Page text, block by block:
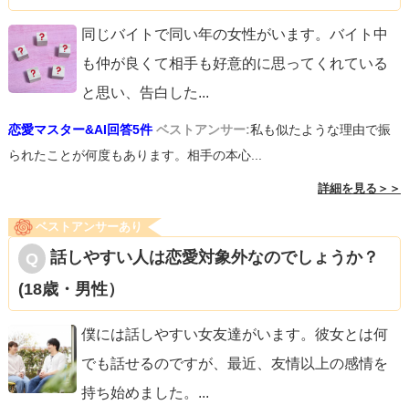
同じバイトで同い年の女性がいます。バイト中
も仲が良くて相手も好意的に思ってくれている
と思い、告白した...
恋愛マスター&AI回答5件 ベストアンサー:私も似たような理由で振
られたことが何度もあります。相手の本心...
詳細を見る＞＞
ベストアンサーあり
話しやすい人は恋愛対象外なのでしょうか？
(18歳・男性）
僕には話しやすい女友達がいます。彼女とは何
でも話せるのですが、最近、友情以上の感情を
持ち始めました。 ...